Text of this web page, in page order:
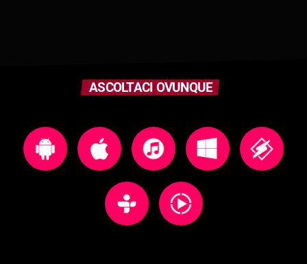
ASCOLTACI OVUNQUE